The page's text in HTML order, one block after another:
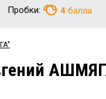
Пробки: 4 балла